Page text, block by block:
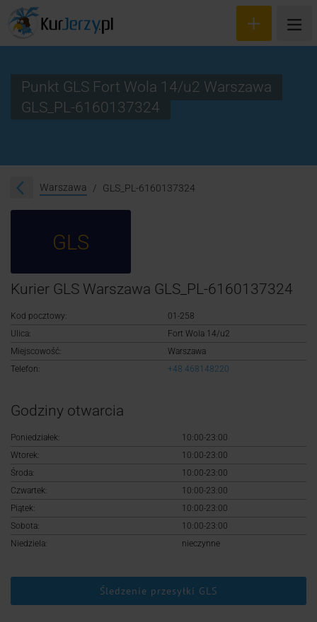
Śledzenie przesyłki
Logowanie
Punkt GLS Fort Wola 14/u2 Warszawa
GLS_PL-6160137324
Warszawa GLS_PL-6160137324
GLS
Kurier GLS Warszawa GLS_PL-6160137324
Kod pocztowy:
01-258
Ulica:
Fort Wola 14/u2
Miejscowość:
Warszawa
Telefon:
+48 468148220
Godziny otwarcia
Poniedziałek:
10:00-23:00
Wtorek:
10:00-23:00
Środa:
10:00-23:00
Czwartek:
10:00-23:00
Piątek:
10:00-23:00
Sobota:
10:00-23:00
Niedziela:
nieczynne
Śledzenie przesyłki GLS